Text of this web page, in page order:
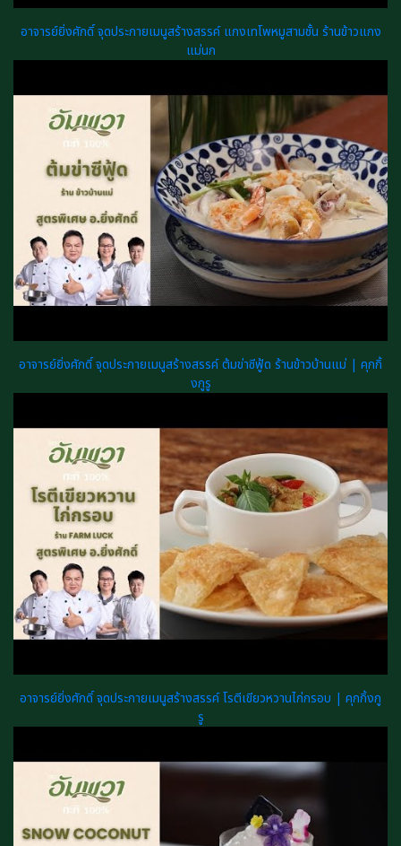
อาจารย์ยิ่งศักดิ์ จุดประกายเมนูสร้างสรรค์ แกงเทโพหมูสามชั้น ร้านข้าวแกง
แม่นก
อาจารย์ยิ่งศักดิ์ จุดประกายเมนูสร้างสรรค์ ต้มข่าซีฟู้ด ร้านข้าวบ้านแม่ | คุกกิ้
งกูรู
อาจารย์ยิ่งศักดิ์ จุดประกายเมนูสร้างสรรค์ โรตีเขียวหวานไก่กรอบ | คุกกิ้งกู
รู